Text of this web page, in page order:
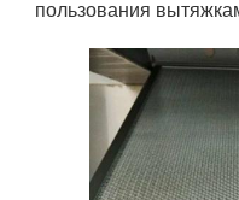
пользования